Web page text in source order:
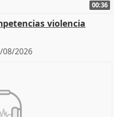
00:36
violencia
08/2026